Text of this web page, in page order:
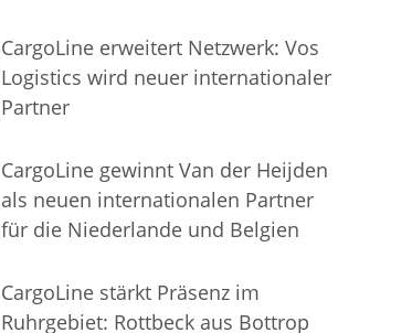
CargoLine erweitert Netzwerk: Vos
Logistics wird neuer internationaler
Partner
CargoLine gewinnt Van der Heijden
als neuen internationalen Partner
für die Niederlande und Belgien
CargoLine stärkt Präsenz im
Ruhrgebiet: Rottbeck aus Bottrop